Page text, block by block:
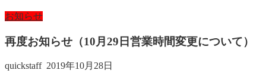
お知らせ
再度お知らせ（10月29日営業時間変更について）
quickstaff 2019年10月28日